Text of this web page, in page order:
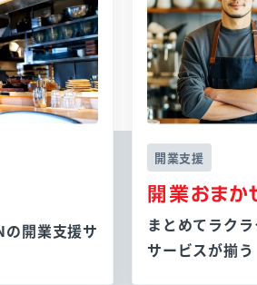
開業支援サ
開業支援
まとめてラク
サービスが揃う